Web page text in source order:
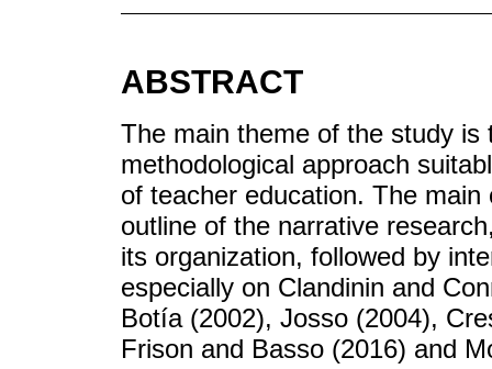
ABSTRACT
The main theme of the study
methodological approach
of teacher education. The
outline of the narrative
its organization, followed by
especially on Clandinin and
Botía (2002), Josso (2004),
Frison and Basso (2016) and